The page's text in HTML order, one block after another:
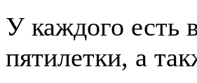
У каждого есть
пятилетки, а